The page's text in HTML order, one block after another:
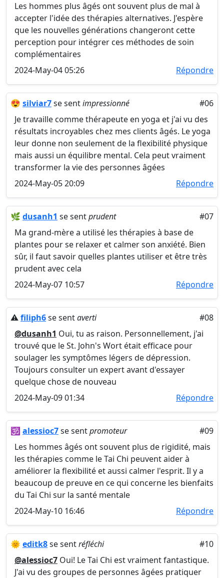
Les hommes plus âgés ont souvent plus de mal à
accepter l'idée des thérapies alternatives. J'espère
que les nouvelles générations changeront cette
perception pour intégrer ces méthodes de soin
complémentaires
2024-May-04 05:26
Répondre
😍 silviar7se sentimpressionné
#06
Je travaille comme thérapeute en yoga et j'ai vu des
résultats incroyables chez mes clients âgés. Le yoga
leur donne non seulement de la flexibilité physique
mais aussi un équilibre mental. Cela peut vraiment
transformer la vie des personnes âgées
2024-May-05 20:09
Répondre
🌿 dusanh1 se sentprudent
#07
Ma grand-mère a utilisé les thérapies à base de
plantes pour se relaxer et calmer son anxiété. Bien
sûr, il faut savoir quelles plantes utiliser et être très
prudent avec cela
2024-May-07 10:57
Répondre
⚠️filiph6se sentaverti
#08
@dusanh1 Oui, tu as raison. Personnellement, j'ai
trouvé que le St. John's Wort était efficace pour
soulager les symptômes légers de dépression.
Toujours consulter un expert avant d'essayer
quelque chose de nouveau
2024-May-09 01:34
Répondre
🕉️ alessioc7se sentpromoteur
#09
Les hommes âgés ont souvent plus de rigidité, mais
les thérapies comme le Tai Chi peuvent aider à
améliorer la flexibilité et aussi calmer l'esprit. Il y a
beaucoup de preuve en ce qui concerne les bienfaits
du Tai Chi sur la santé mentale
2024-May-10 16:46
Répondre
🌞 editk8se sentréfléchi
#10
@alessioc7 Oui! Le Tai Chi est vraiment fantastique.
J'ai vu des groupes de personnes âgées pratiquer